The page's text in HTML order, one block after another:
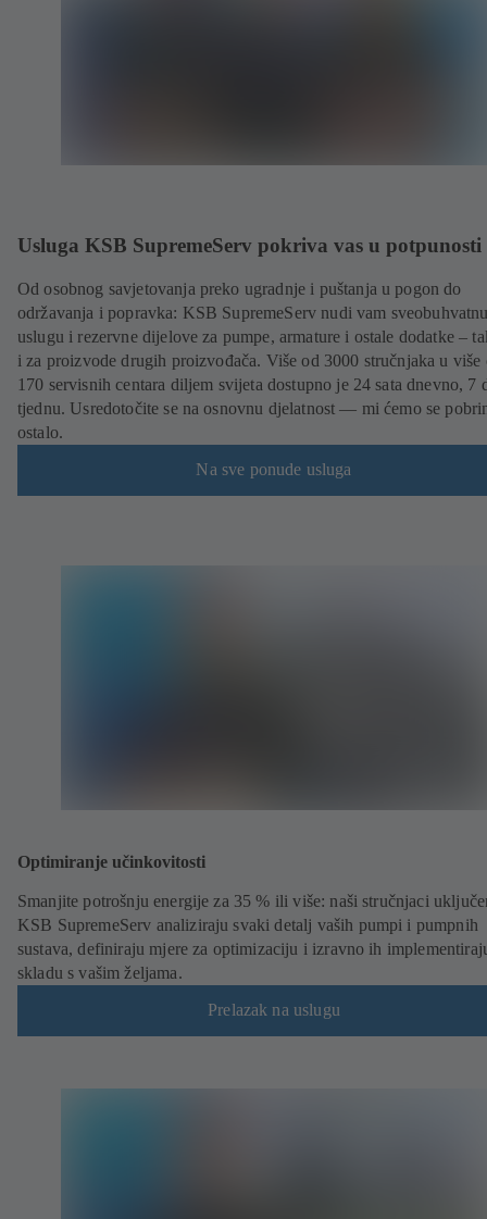
Usluga KSB SupremeServ pokriva vas u potpunosti
Od osobnog savjetovanja preko ugradnje i puštanja u pogon do
održavanja i popravka: KSB SupremeServ nudi vam
uslugu i rezervne dijelove za pumpe, armature i ostale dodatke –
i za proizvode drugih proizvođača. Više od 3000 stručnjaka u više
170 servisnih centara diljem svijeta dostupno je 24 sata dnevno, 7
tjednu. Usredotočite se na osnovnu djelatnost — mi ćemo se
ostalo.
Na sve ponude usluga
Optimiranje učinkovitosti
Smanjite potrošnju energije za 35 % ili više: naši stručnjaci
KSB SupremeServ analiziraju svaki detalj vaših pumpi i pumpnih
sustava, definiraju mjere za optimizaciju i izravno ih
skladu s vašim željama.
Prelazak na uslugu